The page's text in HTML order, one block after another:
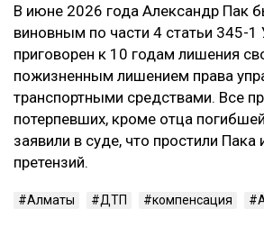
дополнительного
причинителя вреда.
морального вреда
предоставлении
возмещения причиненных
страданий, а не в усилении
воздействия на
говорится в постановлении
В результате приговор в части